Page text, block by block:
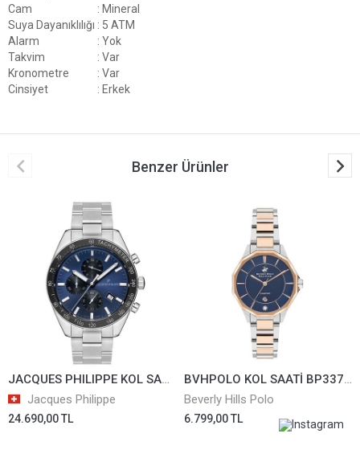
Cam
: Mineral
Suya Dayanıklılığı : 5 ATM
Alarm
: Yok
Takvim
: Var
Kronometre
: Var
Cinsiyet
: Erkek
Benzer Ürünler
JACQUES PHILIPPE KOL SAATİ JPQGC131336
Jacques Philippe
24.690,00 TL
BVHPOLO KOL SAATİ BP3376X.590
Beverly Hills Polo
6.799,00 TL